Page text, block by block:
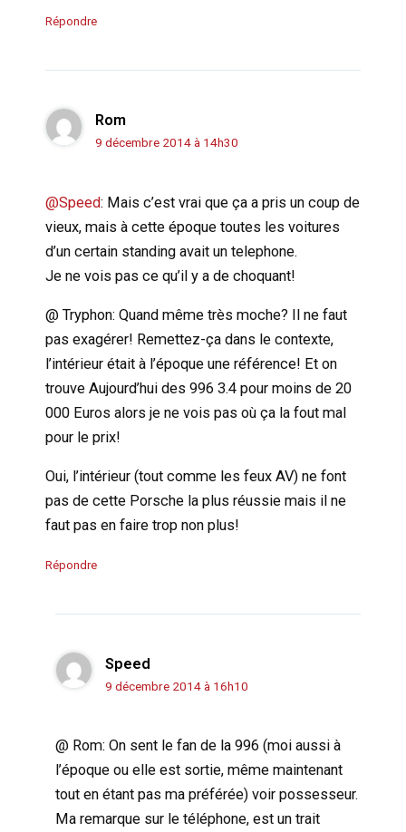
Répondre
Rom
9 décembre 2014 à 14h30
@Speed: Mais c’est vrai que ça a pris un coup de
vieux, mais à cette époque toutes les voitures
d’un certain standing avait un telephone.
Je ne vois pas ce qu’il y a de choquant!
@ Tryphon: Quand même très moche? Il ne faut
pas exagérer! Remettez-ça dans le contexte,
l’intérieur était à l’époque une référence! Et on
trouve Aujourd’hui des 996 3.4 pour moins de 20
000 Euros alors je ne vois pas où ça la fout mal
pour le prix!
Oui, l’intérieur (tout comme les feux AV) ne font
pas de cette Porsche la plus réussie mais il ne
faut pas en faire trop non plus!
Répondre
Speed
9 décembre 2014 à 16h10
@ Rom: On sent le fan de la 996 (moi aussi à
l’époque ou elle est sortie, même maintenant
tout en étant pas ma préférée) voir possesseur.
Ma remarque sur le téléphone, est un trait